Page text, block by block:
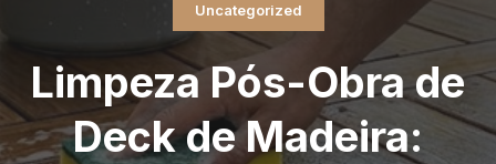
Uncategorized
Limpeza Pós-Obra de
Deck de Madeira: